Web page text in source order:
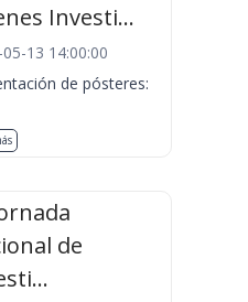
Investi...
13 14:00:00
de pósteres:
de